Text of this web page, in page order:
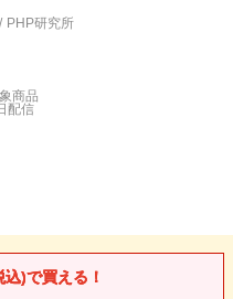
/ PHP研究所
商品
配信
込)で買える！